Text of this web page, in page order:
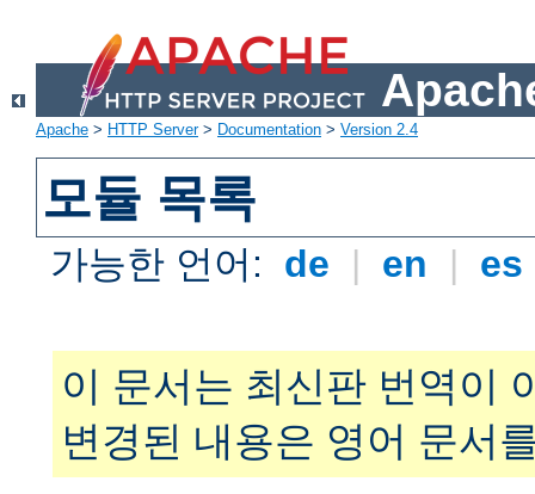
Apache > HTTP Server> Documentation > Version 2.4
모듈 목록
가능한 언어: de | en | es
이 문서는 최신판 번역이
변경된 내용은 영어 문서